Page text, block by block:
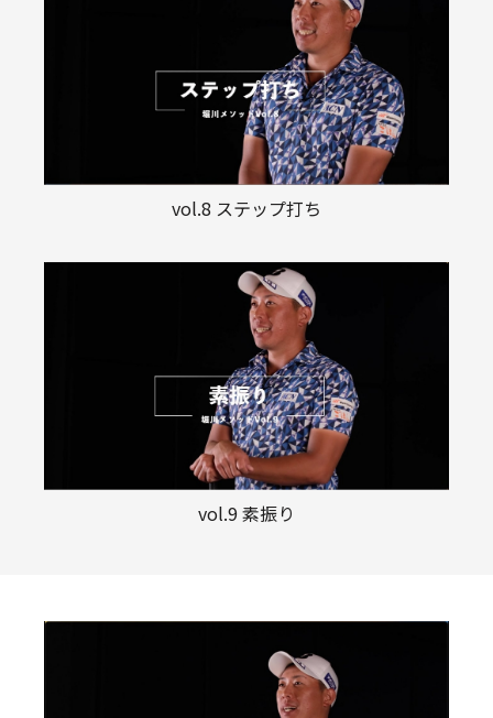
vol.8 ステップ打ち
vol.9 素振り